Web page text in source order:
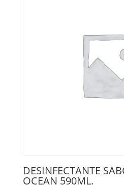
DESINFECTANTE
OCEAN 590ML.